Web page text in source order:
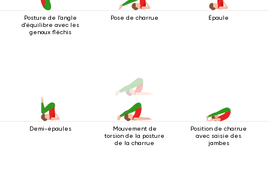
Posture de l'angle
d'équilibre avec les
genoux fléchis
Pose de charrue Épaule
Demi-épaules
Mouvement de
torsion de la posture
de la charrue
Position de charrue
avec saisie des
jambes